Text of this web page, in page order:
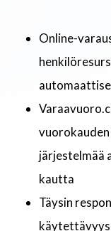
Online-
järjestelmää
kautta
Täysin